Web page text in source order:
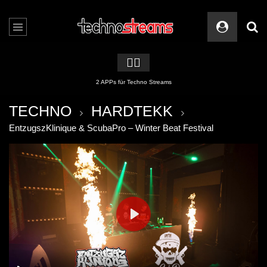
🏳️‍🌈
2 APPs für Techno Streams
TECHNO HARDTEKK
EntzugszKlinique & ScubaPro – Winter Beat Festival
PLAY